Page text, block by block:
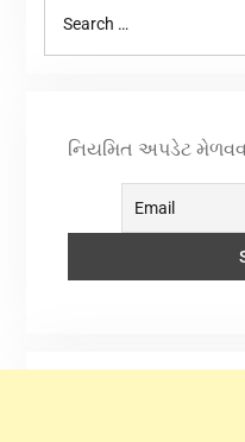
નિયમિત અપડેટ